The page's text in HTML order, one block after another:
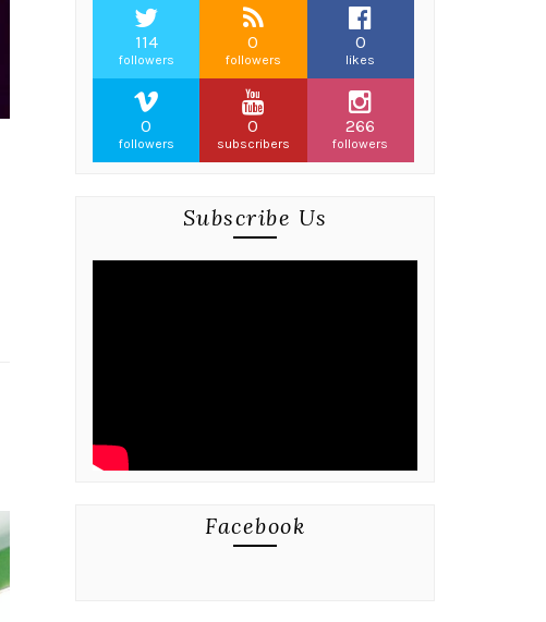
114
followers
0
followers
0
likes
0
followers
0
subscribers
266
followers
Subscribe Us
Facebook